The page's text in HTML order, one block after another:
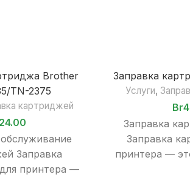
Brother
TN-2375
картриджей
24.00
Заправка
принтера —
Заправка
Услуги,
Br
Заправка
Заправка
принтера —